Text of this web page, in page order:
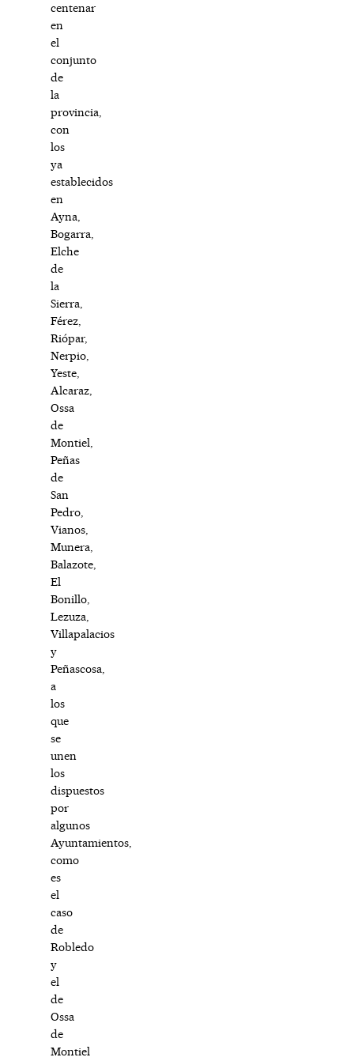
centenar
en
el
conjunto
de
la
provincia,
con
los
ya
establecidos
en
Ayna,
Bogarra,
Elche
de
la
Sierra,
Férez,
Riópar,
Nerpio,
Yeste,
Alcaraz,
Ossa
de
Montiel,
Peñas
de
San
Pedro,
Vianos,
Munera,
Balazote,
El
Bonillo,
Lezuza,
Villapalacios
y
Peñascosa,
a
los
que
se
unen
los
dispuestos
por
algunos
Ayuntamientos,
como
es
el
caso
de
Robledo
y
el
de
Ossa
de
Montiel